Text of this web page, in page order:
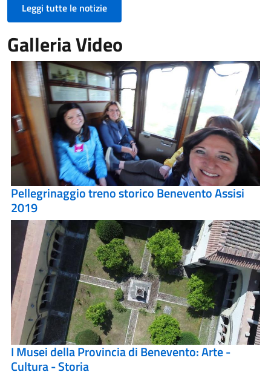
Leggi tutte le notizie
Galleria Video
Pellegrinaggio treno storico Benevento Assisi
2019
I Musei della Provincia di Benevento: Arte -
Cultura - Storia